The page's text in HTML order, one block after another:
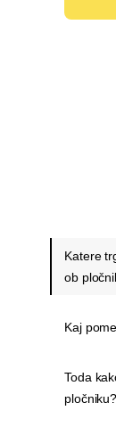
Katere
ob
Kaj
Toda
pločniku?